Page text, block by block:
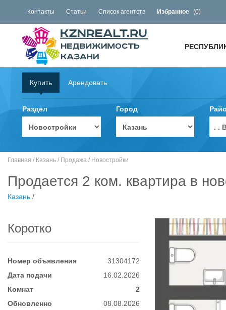
Контакты Статьи Список агентств Избранное (0)
Купить Арендовать
Раздел Город
. .
Главная / Казань / Продажа / Новостройки
Продается 2 ком. квартира в
Казань /
Коротко
Номер объявления
31304172
Дата подачи
16.02.2026
Комнат
2
Обновленно
08.08.2026